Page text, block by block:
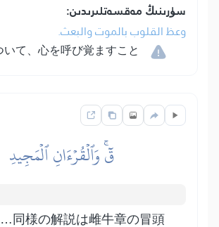
سۈرىنىڭ مەقسەتلىرىدىن:
وعظ القلوب بالموت والبعث.
て、心を呼び覚ますこと
قٓۚ وَٱلۡقُرۡءَانِ ٱلۡمَجِيدِ
…同様の解説は雌牛章の冒頭